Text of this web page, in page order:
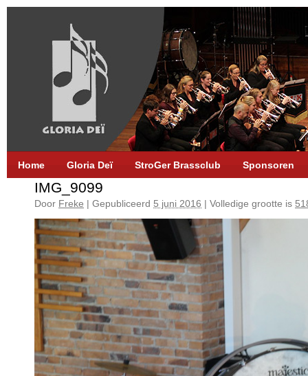
Home Gloria Deï StroGer Brassclub Sponsoren
IMG_9099
Door Freke | Gepubliceerd 5 juni 2016 | Volledige grootte is